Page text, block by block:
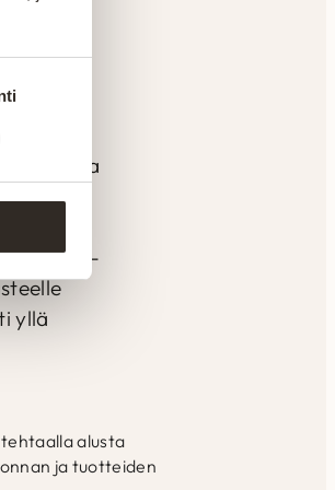
vankalla
yllä
alusta
ja tuotteiden